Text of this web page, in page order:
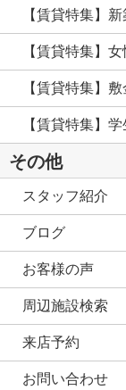
【賃貸特集】
【賃貸特集】
【賃貸特集】
【賃貸特集】
その他
スタッフ紹介
ブログ
お客様の声
周辺施設検索
来店予約
お問い合わせ